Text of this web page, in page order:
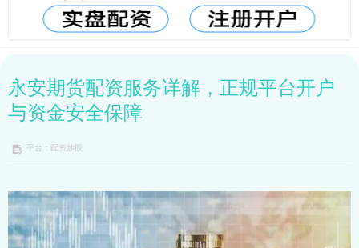
永安期货配资服务详解，正规平台开户
与资金安全保障
平台：配资炒股